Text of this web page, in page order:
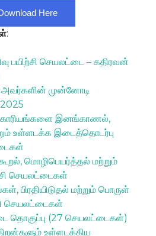
Here
:
பயிற்சி செயலட்டை – கதிரவன்
அவர்களின் முன்னோடி
இனங்காணல்,
உள்ளடக்க இடைத்தொடர்பு
மொழிபெயர்த்தல் மற்றும்
செயலட்டைகள்
பிரதியிடுதல் மற்றும் பொருள்
செயலட்டைகள்
தொகுப்பு (27 செயலட்டைகள்)
உள்ளடக்கிய